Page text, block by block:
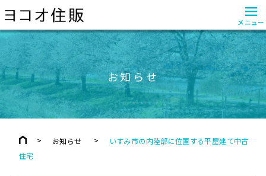
≡
メニュー
お知らせ
お知らせ
いすみ市の内陸部に位置する平屋建て中古
住宅